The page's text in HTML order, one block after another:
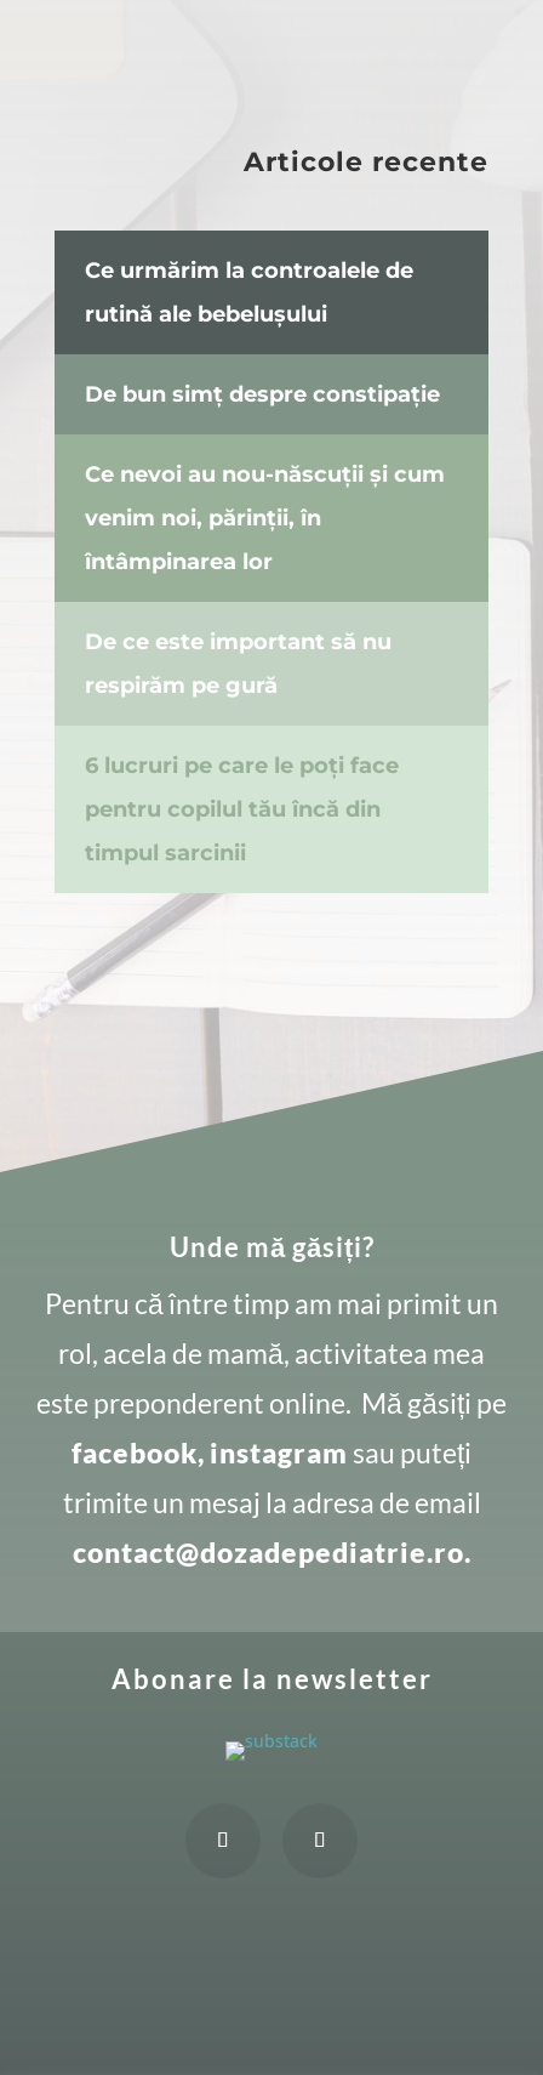
Articole recente
Ce urmărim la controalele de
rutină ale bebelușului
De bun simț despre constipație
Ce nevoi au nou-născuții și cum
venim noi, părinții, în
întâmpinarea lor
De ce este important să nu
respirăm pe gură
6 lucruri pe care le poți face
pentru copilul tău încă din
timpul sarcinii
Unde mă găsiți?
Pentru că între timp am mai primit un
rol, acela de mamă, activitatea mea
este preponderent online. Mă găsiți pe
facebook, instagram sau puteți
trimite un mesaj la adresa de email
contact@dozadepediatrie.ro.
Abonare la newsletter